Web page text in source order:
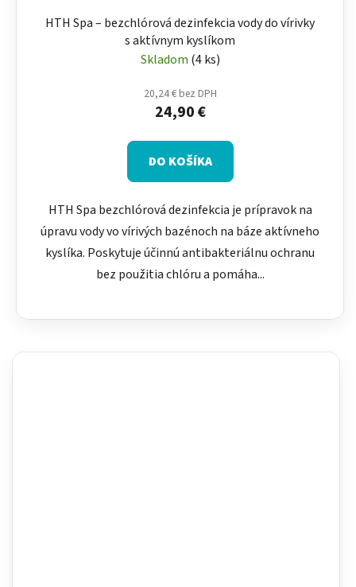
HTH Spa – bezchlórová dezinfekcia vody do vírivky
s aktívnym kyslíkom
Skladom (4 ks)
20,24 € bez DPH
24,90 €
DO KOŠÍKA
HTH Spa bezchlórová dezinfekcia je prípravok na
úpravu vody vo vírivých bazénoch na báze aktívneho
kyslíka. Poskytuje účinnú antibakteriálnu ochranu
bez použitia chlóru a pomáha...